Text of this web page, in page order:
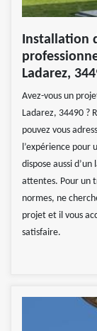
Installation
Ladarez,
Avez-vous un
Ladarez, 34490 ?
pouvez vous
l’expérience pour
dispose aussi
attentes. Pour un
normes, ne
projet et il vous
satisfaire.